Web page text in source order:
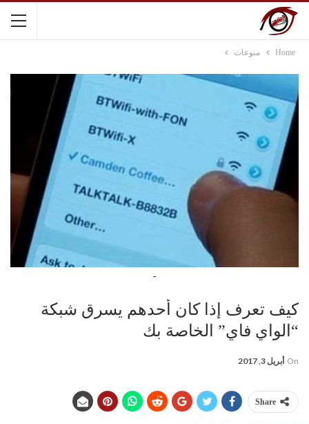
Home منوعات
-
كيف تعرف إذا كان أحدهم يسرق شبكة
“الواي فاي” الخاصة بك
On أبريل 3, 2017
Share